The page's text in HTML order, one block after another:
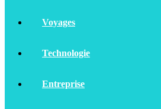
Voyages
Technologie
Entreprise